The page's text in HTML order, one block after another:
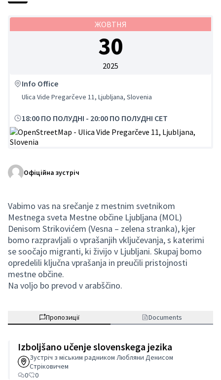
ЖОВТНЯ
30
2025
Info Office
Ulica Vide Pregarčeve 11, Ljubljana, Slovenia
18:00 ПО ПОЛУДНІ - 20:00 ПО ПОЛУДНІ CET
Офіційна зустріч
Vabimo vas na srečanje z mestnim svetnikom
Mestnega sveta Mestne občine Ljubljana (MOL)
Denisom Strikovićem (Vesna – zelena stranka), kjer
bomo razpravljali o vprašanjih vključevanja, s katerimi
se soočajo migranti, ki živijo v Ljubljani. Skupaj bomo
opredelili ključna vprašanja in preučili pristojnosti
mestne občine.
Na voljo bo prevod v arabščino.
Пропозиції Documents
Izboljšano učenje slovenskega jezika
Зустріч з міським радником Любляни Денисом
Стріковичем
0
0